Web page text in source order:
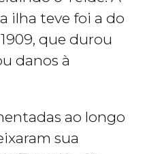
ilha teve foi a do
que durou
danos à
ao longo
sua